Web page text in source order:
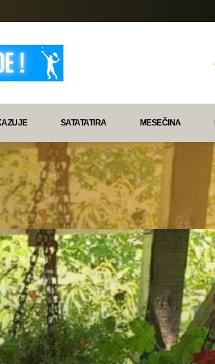
SATATATIRA MESEČINA